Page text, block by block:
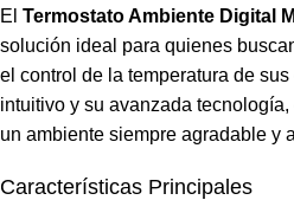
El Termostato Ambiente Digital
solución ideal para quienes
el control de la temperatura de
intuitivo y su avanzada
un ambiente siempre agradable y
Características Principales